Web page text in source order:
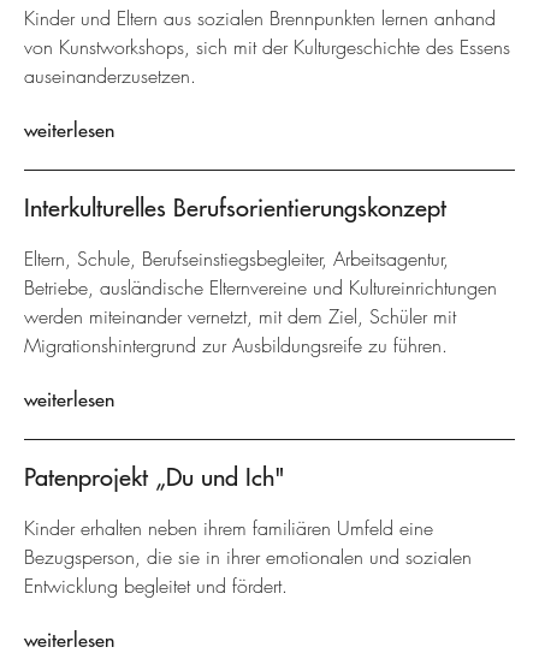
Kinder und Eltern aus sozialen Brennpunkten lernen anhand
von Kunstworkshops, sich mit der Kulturgeschichte des Essens
auseinanderzusetzen.
weiterlesen
Interkulturelles Berufsorientierungskonzept
Eltern, Schule, Berufseinstiegsbegleiter, Arbeitsagentur,
Betriebe, ausländische Elternvereine und Kultureinrichtungen
werden miteinander vernetzt, mit dem Ziel, Schüler mit
Migrationshintergrund zur Ausbildungsreife zu führen.
weiterlesen
Patenprojekt „Du und Ich"
Kinder erhalten neben ihrem familiären Umfeld eine
Bezugsperson, die sie in ihrer emotionalen und sozialen
Entwicklung begleitet und fördert.
weiterlesen